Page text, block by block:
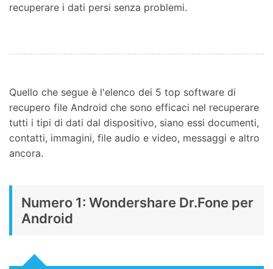
recuperare i dati persi senza problemi.
Quello che segue è l'elenco dei 5 top software di
recupero file Android che sono efficaci nel recuperare
tutti i tipi di dati dal dispositivo, siano essi documenti,
contatti, immagini, file audio e video, messaggi e altro
ancora.
Numero 1: Wondershare Dr.Fone per
Android